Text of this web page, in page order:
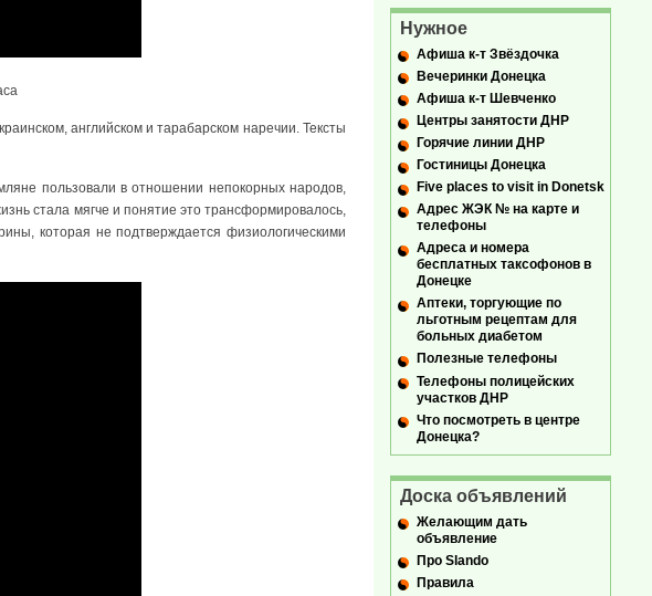
английском и тарабарском наречии. Тексты
пользовали в отношении непокорных народов,
стала мягче и понятие это трансформировалось,
которая не подтверждается физиологическими
Нужное
Афиша к-т Звёздочка
Вечеринки Донецка
Афиша к-т Шевченко
Центры занятости ДНР
Горячие линии ДНР
Гостиницы Донецка
Five places to visit in Donetsk
Адрес ЖЭК № на карте и
телефоны
Адреса и номера
бесплатных таксофонов в
Донецке
Аптеки, торгующие по
льготным рецептам для
больных диабетом
Полезные телефоны
Телефоны полицейских
участков ДНР
Что посмотреть в центре
Донецка?
Доска объявлений
Желающим дать
объявление
Про Slando
Правила